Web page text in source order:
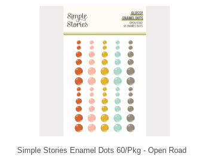
Simple Stories Enamel Dots 60/Pkg - Open Road